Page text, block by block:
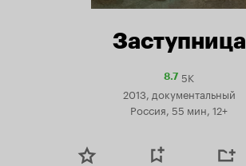
Заступница
8.7Рейтинг
Кинопоиска
8.7
5K
2013, документальный
Россия, 55 мин, 12+